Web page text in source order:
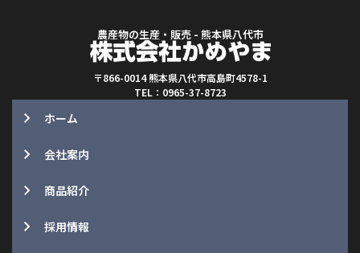
農産物の生産・販売 - 熊本県八代市
〒866-0014 熊本県八代市高島町4578-1
TEL：0965-37-8723
ホーム
会社案内
商品紹介
採用情報